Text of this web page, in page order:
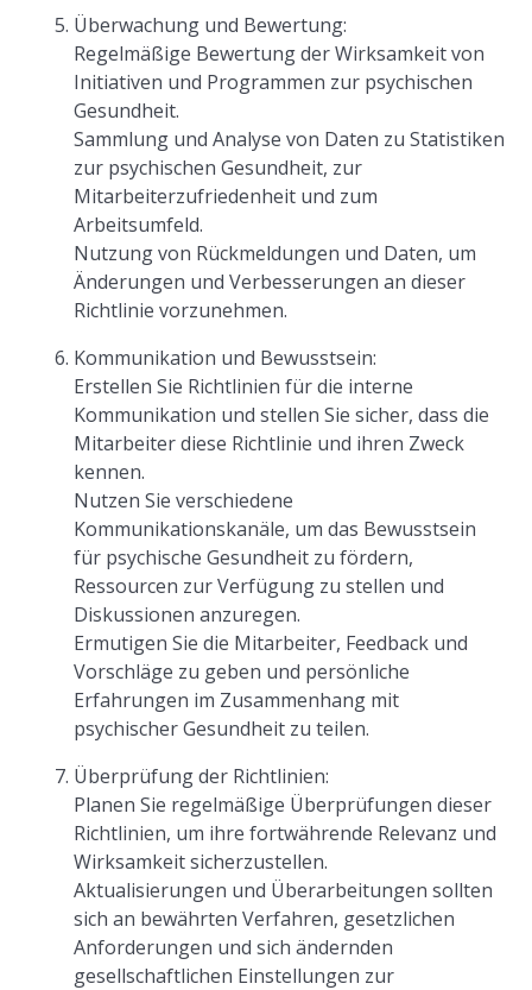
Überwachung und Bewertung:
Regelmäßige Bewertung der Wirksamkeit von
Initiativen und Programmen zur psychischen
Gesundheit.
Sammlung und Analyse von Daten zu Statistiken
zur psychischen Gesundheit, zur
Mitarbeiterzufriedenheit und zum
Arbeitsumfeld.
Nutzung von Rückmeldungen und Daten, um
Änderungen und Verbesserungen an dieser
Richtlinie vorzunehmen.
Kommunikation und Bewusstsein:
Erstellen Sie Richtlinien für die interne
Kommunikation und stellen Sie sicher, dass die
Mitarbeiter diese Richtlinie und ihren Zweck
kennen.
Nutzen Sie verschiedene
Kommunikationskanäle, um das Bewusstsein
für psychische Gesundheit zu fördern,
Ressourcen zur Verfügung zu stellen und
Diskussionen anzuregen.
Ermutigen Sie die Mitarbeiter, Feedback und
Vorschläge zu geben und persönliche
Erfahrungen im Zusammenhang mit
psychischer Gesundheit zu teilen.
Überprüfung der Richtlinien:
Planen Sie regelmäßige Überprüfungen dieser
Richtlinien, um ihre fortwährende Relevanz und
Wirksamkeit sicherzustellen.
Aktualisierungen und Überarbeitungen sollten
sich an bewährten Verfahren, gesetzlichen
Anforderungen und sich ändernden
gesellschaftlichen Einstellungen zur